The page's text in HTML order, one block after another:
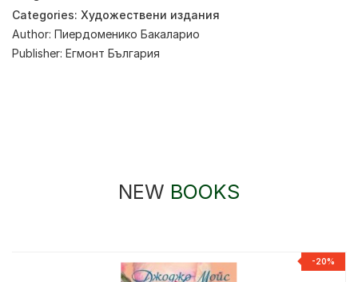
Categories: Художествени издания
Author: Пиердоменико Бакаларио
Publisher: Егмонт България
NEW BOOKS
-20%